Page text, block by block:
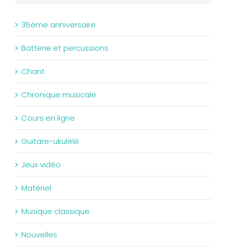
35ème anniversaire
Batterie et percussions
Chant
Chronique musicale
Cours en ligne
Guitare-ukulélé
Jeux vidéo
Matériel
Musique classique
Nouvelles